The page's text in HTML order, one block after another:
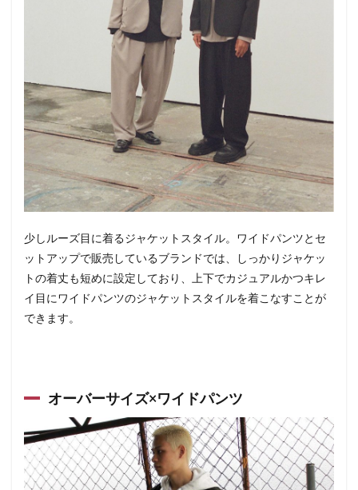
少しルーズ目に着るジャケットスタイル。ワイドパンツとセ
ットアップで販売しているブランドでは、しっかりジャケッ
トの着丈も短めに設定しており、上下でカジュアルかつキレ
イ目にワイドパンツのジャケットスタイルを着こなすことが
できます。
オーバーサイズ×ワイドパンツ